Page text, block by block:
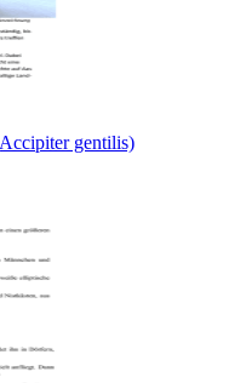
gentilis)